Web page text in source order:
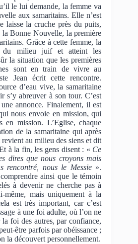
le lui demande, la femme va
aux samaritains. Elle n’est
laisse la cruche près du puits,
la Bonne Nouvelle, la première
Grâce à cette femme, la
du milieu juif et atteint les
la situation que les premières
sont en train de vivre au
Jean écrit cette rencontre.
d’eau vive, la samaritaine
s’y abreuver à son tour. C’est
annonce. Finalement, il est
nous envoie en mission, qui
en mission. L’Eglise, chaque
de la samaritaine qui après
au milieu des siens et dit
à la fin, les gens disent : « Ce
dires que nous croyons mais
rencontré, nous le Messie ».
ainsi que le témoin
à devenir ne cherche pas à
même, mais uniquement à la
est très important, car c’est
à une foi adulte, où l’on ne
foi des autres, par confiance,
être parfois par obéissance ;
la découvert personnellement.